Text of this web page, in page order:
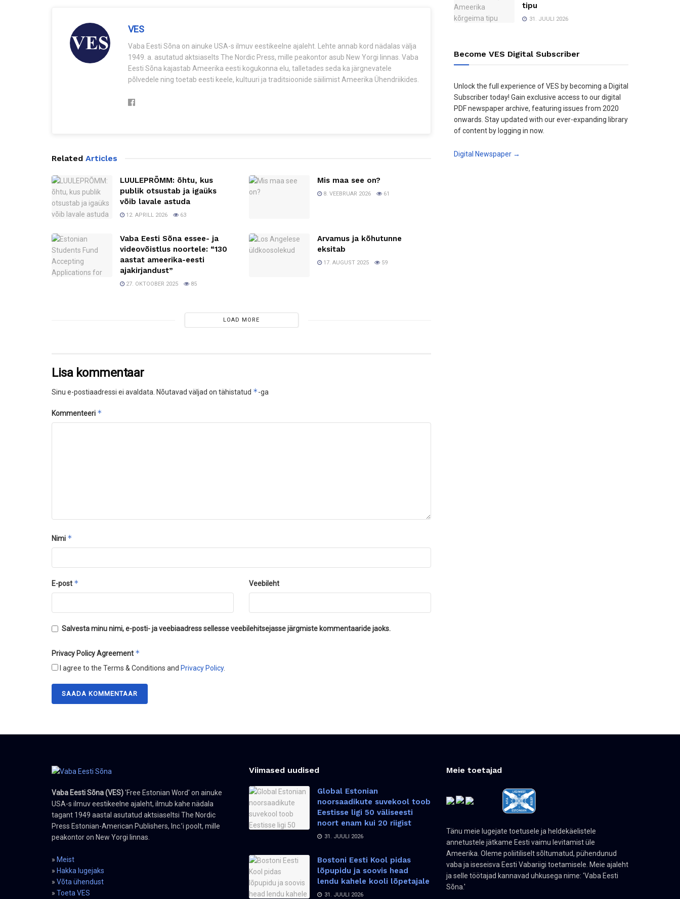
VES
Vaba Eesti Sõna on ainuke USA-s ilmuv eestikeelne ajaleht. Lehte annab kord nädalas välja
1949. a. asutatud aktsiaselts The Nordic Press, mille peakontor asub New Yorgi linnas. Vaba
Eesti Sõna kajastab Ameerika eesti kogukonna elu, talletades seda ka järgnevatele
põlvedele ning toetab eesti keele, kultuuri ja traditsioonide säilimist Ameerika Ühendriikides.
Related Articles
LUULEPRÕMM: õhtu, kus
publik otsustab ja igaüks
võib lavale astuda
12. APRILL 2026 63
Mis maa see on?
8. VEEBRUAR 2026 61
Vaba Eesti Sõna essee- ja
videovõistlus noortele: “130
aastat ameerika-eesti
ajakirjandust”
27. OKTOOBER 2025 85
Arvamus ja kõhutunne
eksitab
17. AUGUST 2025 59
LOAD MORE
Lisa kommentaar
Sinu e-postiaadressi ei avaldata. Nõutavad väljad on tähistatud *-ga
Kommenteeri *
Nimi *
E-post * Veebileht
Salvesta minu nimi, e-posti- ja veebiaadress sellesse veebilehitsejasse järgmiste kommentaaride jaoks.
Privacy Policy Agreement *
I agree to the Terms & Conditions and Privacy Policy.
tipu
31. JUULI 2026
Become VES Digital Subscriber
Unlock the full experience of VES by becoming a Digital
Subscriber today! Gain exclusive access to our digital
PDF newspaper archive, featuring issues from 2020
onwards. Stay updated with our ever-expanding library
of content by logging in now.
Digital Newspaper →
Vaba Eesti Sõna (VES)'Free Estonian Word' on ainuke
USA-s ilmuv eestikeelne ajaleht, ilmub kahe nädala
tagant 1949 aastal asutatud aktsiaseltsi The Nordic
Press Estonian-American Publishers, Inc.’i poolt, mille
peakontor on New Yorgi linnas.
» Meist
» Hakka lugejaks
» Võta ühendust
» Toeta VES
Viimased uudised
Global Estonian
noorsaadikute suvekool toob
Eestisse ligi 50 väliseesti
noort enam kui 20 riigist
31. JUULI 2026
Bostoni Eesti Kool pidas
lõpupidu ja soovis head
lendu kahele kooli lõpetajale
31. JUULI 2026
Meie toetajad
Tänu meie lugejate toetusele ja heldekäelistele
annetustele jätkame Eesti vaimu levitamist üle
Ameerika. Oleme poliitiliselt sõltumatud, pühendunud
vaba ja iseseisva Eesti Vabariigi toetamisele. Meie ajaleht
ja selle töötajad kannavad uhkusega nime: 'Vaba Eesti
Sõna.'